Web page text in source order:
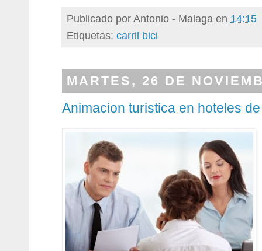
Publicado porAntonio - Malaga en 14:15
Etiquetas: carril bici
MARTES, 26 DE
Animacion turistica en hoteles